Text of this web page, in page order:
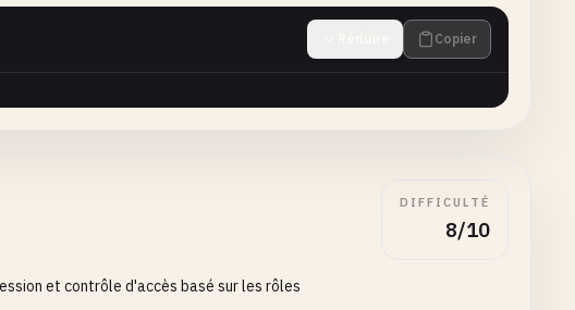
Copier
et contrôle d'accès basé sur les rôles
DIFFICULTÉ
8/10